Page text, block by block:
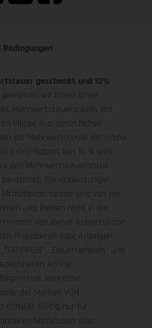
geschenkt und 10%
wir Ihnen einen
Mehrwertsteueranteils am
Möbel. Aus gesetzlichen
die Mehrwertsteuer als solche
Extra-Rabatt von 10 % wird
den Mehrwertsteueranteil
Serviceleistungen,
sind von der
und fließen nicht in die
von dieser Rabattaktion
Prospekten oder Anzeigen
PREIS", „Dauertiefpreis" und
Artikel,
Weiterhin
der Marken VON
KOINOR. Gültig nur für
Nachlässen oder